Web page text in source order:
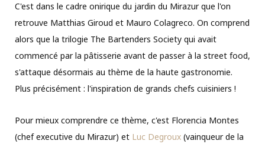
C'est dans le cadre onirique du jardin du Mirazur que l'on
retrouve Matthias Giroud et Mauro Colagreco. On comprend
alors que la trilogie The Bartenders Society qui avait
commencé par la pâtisserie avant de passer à la street food,
s'attaque désormais au thème de la haute gastronomie.
Plus précisément : l'inspiration de grands chefs cuisiniers !
Pour mieux comprendre ce thème, c'est Florencia Montes
(chef executive du Mirazur) et Luc Degroux (vainqueur de la